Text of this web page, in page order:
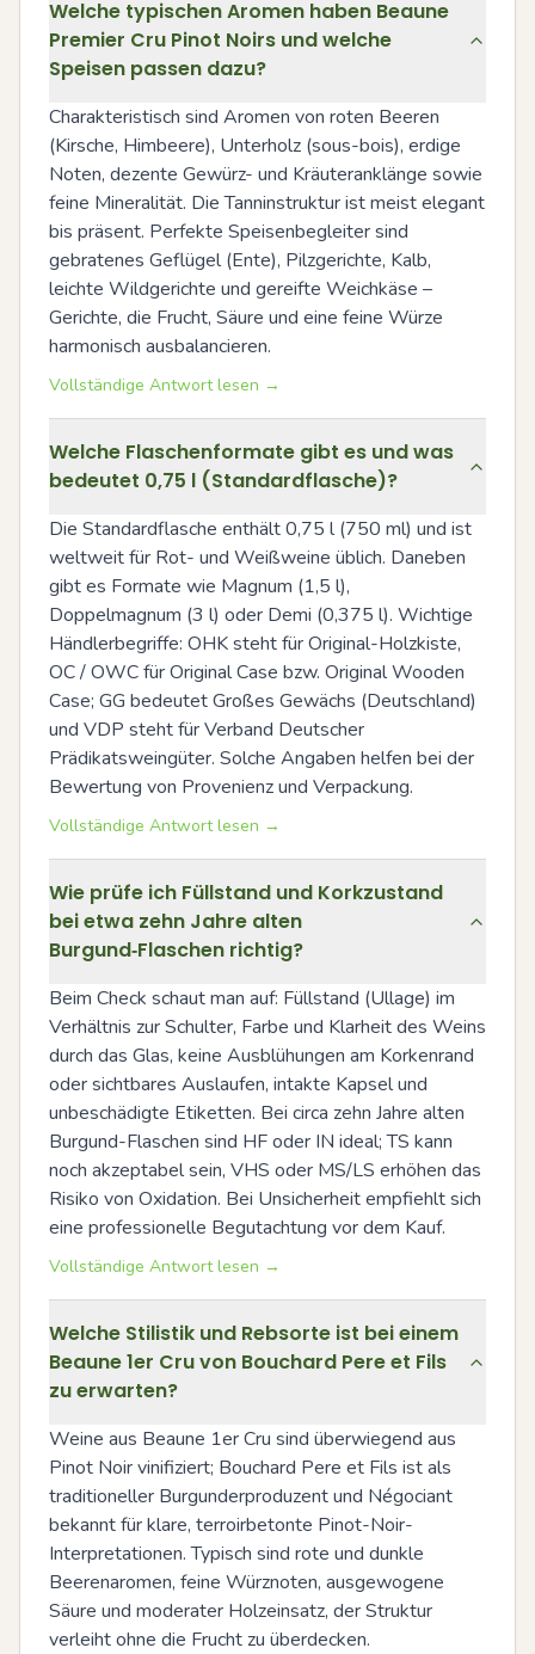
Welche typischen Aromen haben Beaune
Premier Cru Pinot Noirs und welche
Speisen passen dazu?
Charakteristisch sind Aromen von roten Beeren
(Kirsche, Himbeere), Unterholz (sous-bois), erdige
Noten, dezente Gewürz- und Kräuteranklänge sowie
feine Mineralität. Die Tanninstruktur ist meist elegant
bis präsent. Perfekte Speisenbegleiter sind
gebratenes Geflügel (Ente), Pilzgerichte, Kalb,
leichte Wildgerichte und gereifte Weichkäse –
Gerichte, die Frucht, Säure und eine feine Würze
harmonisch ausbalancieren.
Vollständige Antwort lesen →
Welche Flaschenformate gibt es und was
bedeutet 0,75 l (Standardflasche)?
Die Standardflasche enthält 0,75 l (750 ml) und ist
weltweit für Rot- und Weißweine üblich. Daneben
gibt es Formate wie Magnum (1,5 l),
Doppelmagnum (3 l) oder Demi (0,375 l). Wichtige
Händlerbegriffe: OHK steht für Original-Holzkiste,
OC / OWC für Original Case bzw. Original Wooden
Case; GG bedeutet Großes Gewächs (Deutschland)
und VDP steht für Verband Deutscher
Prädikatsweingüter. Solche Angaben helfen bei der
Bewertung von Provenienz und Verpackung.
Vollständige Antwort lesen →
Wie prüfe ich Füllstand und Korkzustand
bei etwa zehn Jahre alten
Burgund‑Flaschen richtig?
Beim Check schaut man auf: Füllstand (Ullage) im
Verhältnis zur Schulter, Farbe und Klarheit des Weins
durch das Glas, keine Ausblühungen am Korkenrand
oder sichtbares Auslaufen, intakte Kapsel und
unbeschädigte Etiketten. Bei circa zehn Jahre alten
Burgund-Flaschen sind HF oder IN ideal; TS kann
noch akzeptabel sein, VHS oder MS/LS erhöhen das
Risiko von Oxidation. Bei Unsicherheit empfiehlt sich
eine professionelle Begutachtung vor dem Kauf.
Vollständige Antwort lesen →
Welche Stilistik und Rebsorte ist bei einem
Beaune 1er Cru von Bouchard Pere et Fils
zu erwarten?
Weine aus Beaune 1er Cru sind überwiegend aus
Pinot Noir vinifiziert; Bouchard Pere et Fils ist als
traditioneller Burgunderproduzent und Négociant
bekannt für klare, terroirbetonte Pinot-Noir-
Interpretationen. Typisch sind rote und dunkle
Beerenaromen, feine Würznoten, ausgewogene
Säure und moderater Holzeinsatz, der Struktur
verleiht ohne die Frucht zu überdecken.